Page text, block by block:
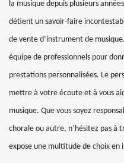
la musique depuis plusieurs
détient un savoir-faire
de vente d’instrument de
équipe de professionnels pour
prestations personnalisées. Le
mettre à votre écoute et à vous
musique. Que vous soyez
chorale ou autre, n’hésitez pas à
expose une multitude de choix en